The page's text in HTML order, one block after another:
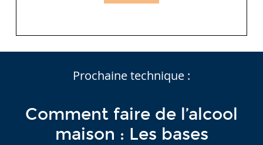
Prochaine technique :
Comment faire de l’alcool
maison : Les bases